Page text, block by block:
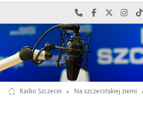
Najlepiej po
Odwiedź nas
Radio Szczecin » Na szczecińskiej ziemi